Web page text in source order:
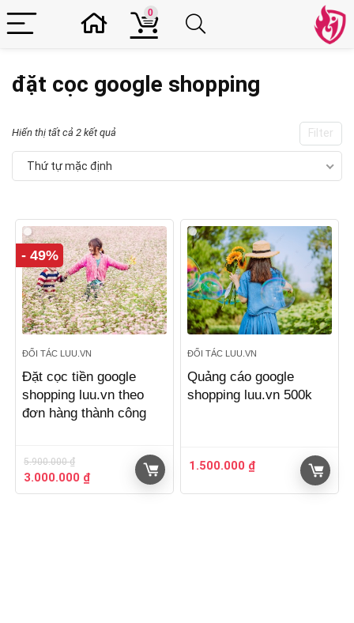
0
đặt cọc google shopping
Filter
Hiển thị tất cả 2 kết quả
Thứ tự mặc định
- 49%
ĐỐI TÁC LUU.VN
Đặt cọc tiền google
shopping luu.vn theo
đơn hàng thành công
5.900.000₫
Giá
gốc
3.000.000 ₫Giá
hiện
ĐỐI TÁC LUU.VN
Quảng cáo google
shopping luu.vn 500k
1.500.000 ₫